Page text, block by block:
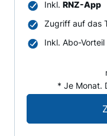
Inkl. RNZ-App
Zugriff auf das
Inkl. Abo-
* Je Monat.